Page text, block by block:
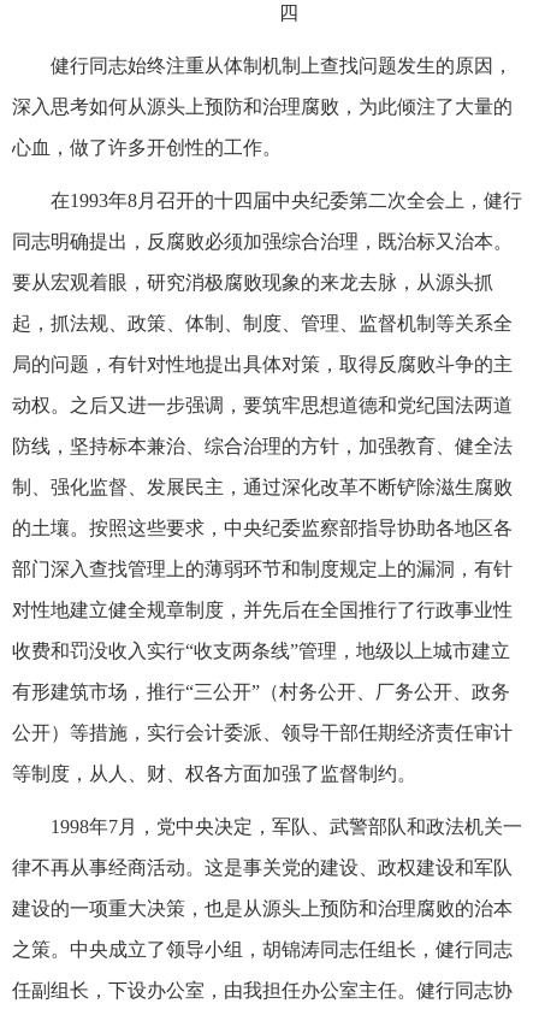
四
健行同志始终注重从体制机制上查找问题发生的原因，
深入思考如何从源头上预防和治理腐败，为此倾注了大量的
心血，做了许多开创性的工作。
在1993年8月召开的十四届中央纪委第二次全会上，健行
同志明确提出，反腐败必须加强综合治理，既治标又治本。
要从宏观着眼，研究消极腐败现象的来龙去脉，从源头抓
起，抓法规、政策、体制、制度、管理、监督机制等关系全
局的问题，有针对性地提出具体对策，取得反腐败斗争的主
动权。之后又进一步强调，要筑牢思想道德和党纪国法两道
防线，坚持标本兼治、综合治理的方针，加强教育、健全法
制、强化监督、发展民主，通过深化改革不断铲除滋生腐败
的土壤。按照这些要求，中央纪委监察部指导协助各地区各
部门深入查找管理上的薄弱环节和制度规定上的漏洞，有针
对性地建立健全规章制度，并先后在全国推行了行政事业性
收费和罚没收入实行“收支两条线”管理，地级以上城市建立
有形建筑市场，推行“三公开”（村务公开、厂务公开、政务
公开）等措施，实行会计委派、领导干部任期经济责任审计
等制度，从人、财、权各方面加强了监督制约。
1998年7月，党中央决定，军队、武警部队和政法机关一
律不再从事经商活动。这是事关党的建设、政权建设和军队
建设的一项重大决策，也是从源头上预防和治理腐败的治本
之策。中央成立了领导小组，胡锦涛同志任组长，健行同志
任副组长，下设办公室，由我担任办公室主任。健行同志协